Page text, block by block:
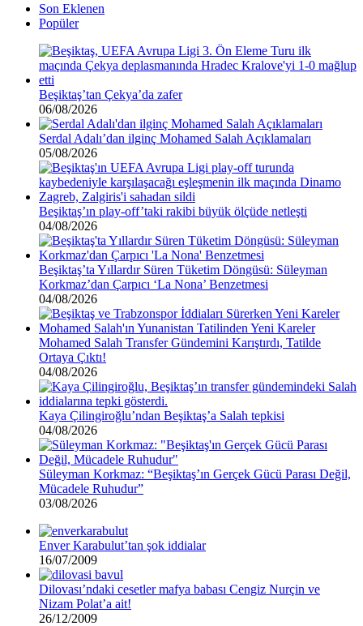
Son Eklenen
Popüler
Beşiktaş’tan Çekya’da zafer
06/08/2026
Serdal Adalı’dan ilginç Mohamed Salah Açıklamaları
05/08/2026
Beşiktaş’ın play-off’taki rakibi büyük ölçüde netleşti
04/08/2026
Beşiktaş’ta Yıllardır Süren Tüketim Döngüsü: Süleyman
Korkmaz’dan Çarpıcı ‘La Nona’ Benzetmesi
04/08/2026
Mohamed Salah Transfer Gündemini Karıştırdı, Tatilde
Ortaya Çıktı!
04/08/2026
Kaya Çilingiroğlu’ndan Beşiktaş’a Salah tepkisi
04/08/2026
Süleyman Korkmaz: “Beşiktaş’ın Gerçek Gücü Parası Değil,
Mücadele Ruhudur”
03/08/2026
Enver Karabulut’tan şok iddialar
16/07/2009
Dilovası’ndaki cesetler mafya babası Cengiz Nurçin ve
Nizam Polat’a ait!
26/12/2009